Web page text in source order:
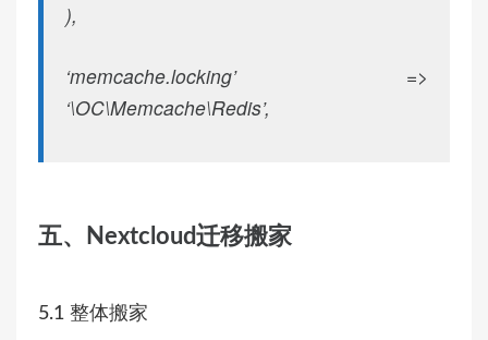
),
‘memcache.locking’ =>
‘\OC\Memcache\Redis’,
五、Nextcloud迁移搬家
5.1 整体搬家